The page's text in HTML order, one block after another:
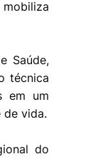
Saúde,
técnica
em um
de vida.
do